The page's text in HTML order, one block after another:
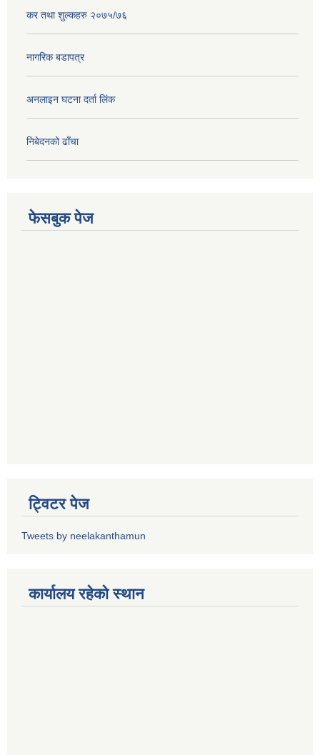
कर तथा शुल्कहरु २०७५/७६
नागरिक बडापत्र
अनलाइन घटना दर्ता लिंक
निबेदनको ढाँचा
फेसबुक पेज
ट्विटर पेज
Tweets by neelakanthamun
कार्यालय रहेको स्थान